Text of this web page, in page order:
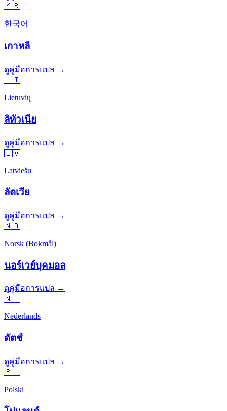
🇰🇷
한국어
เกาหลี
ดูคู่มือการแปล →
🇱🇹
Lietuvių
ลิทัวเนีย
ดูคู่มือการแปล →
🇱🇻
Latviešu
ลัตเวีย
ดูคู่มือการแปล →
🇳🇴
Norsk (Bokmål)
นอร์เวย์บุคมอล
ดูคู่มือการแปล →
🇳🇱
Nederlands
ดัตช์
ดูคู่มือการแปล →
🇵🇱
Polski